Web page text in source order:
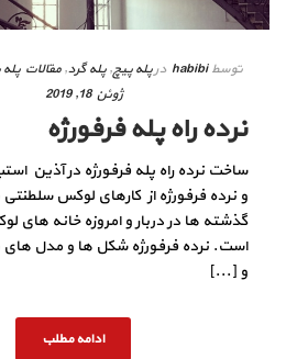
توسط habibi درپله پیچ,پله گرد,مقالات
ژوئن 18, 2019
نرده راه پله فرفورژه
ساخت نرده راه پله فرفورژه در آذین
و نرده فرفورژه از کارهای لوکس سلطنتی
گذشته ها در دربار و امروزه خانه های
است. نرده فرفورژه شکل ها و مدل های
و [...]
ادامه مطلب